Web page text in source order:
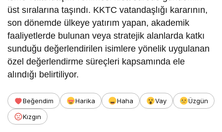
üst sıralarına taşındı. KKTC vatandaşlığı kararının,
son dönemde ülkeye yatırım yapan, akademik
faaliyetlerde bulunan veya stratejik alanlarda katkı
sunduğu değerlendirilen isimlere yönelik uygulanan
özel değerlendirme süreçleri kapsamında ele
alındığı belirtiliyor.
Beğendim Harika Haha Vay
Üzgün
Kızgın